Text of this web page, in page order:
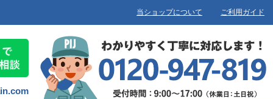
当ショップについて ご利用ガイド